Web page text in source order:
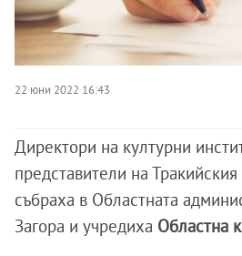
22 юни 2022 16:43
Директори на културни
представители на
събраха в Областната
Загора и учредиха Областна